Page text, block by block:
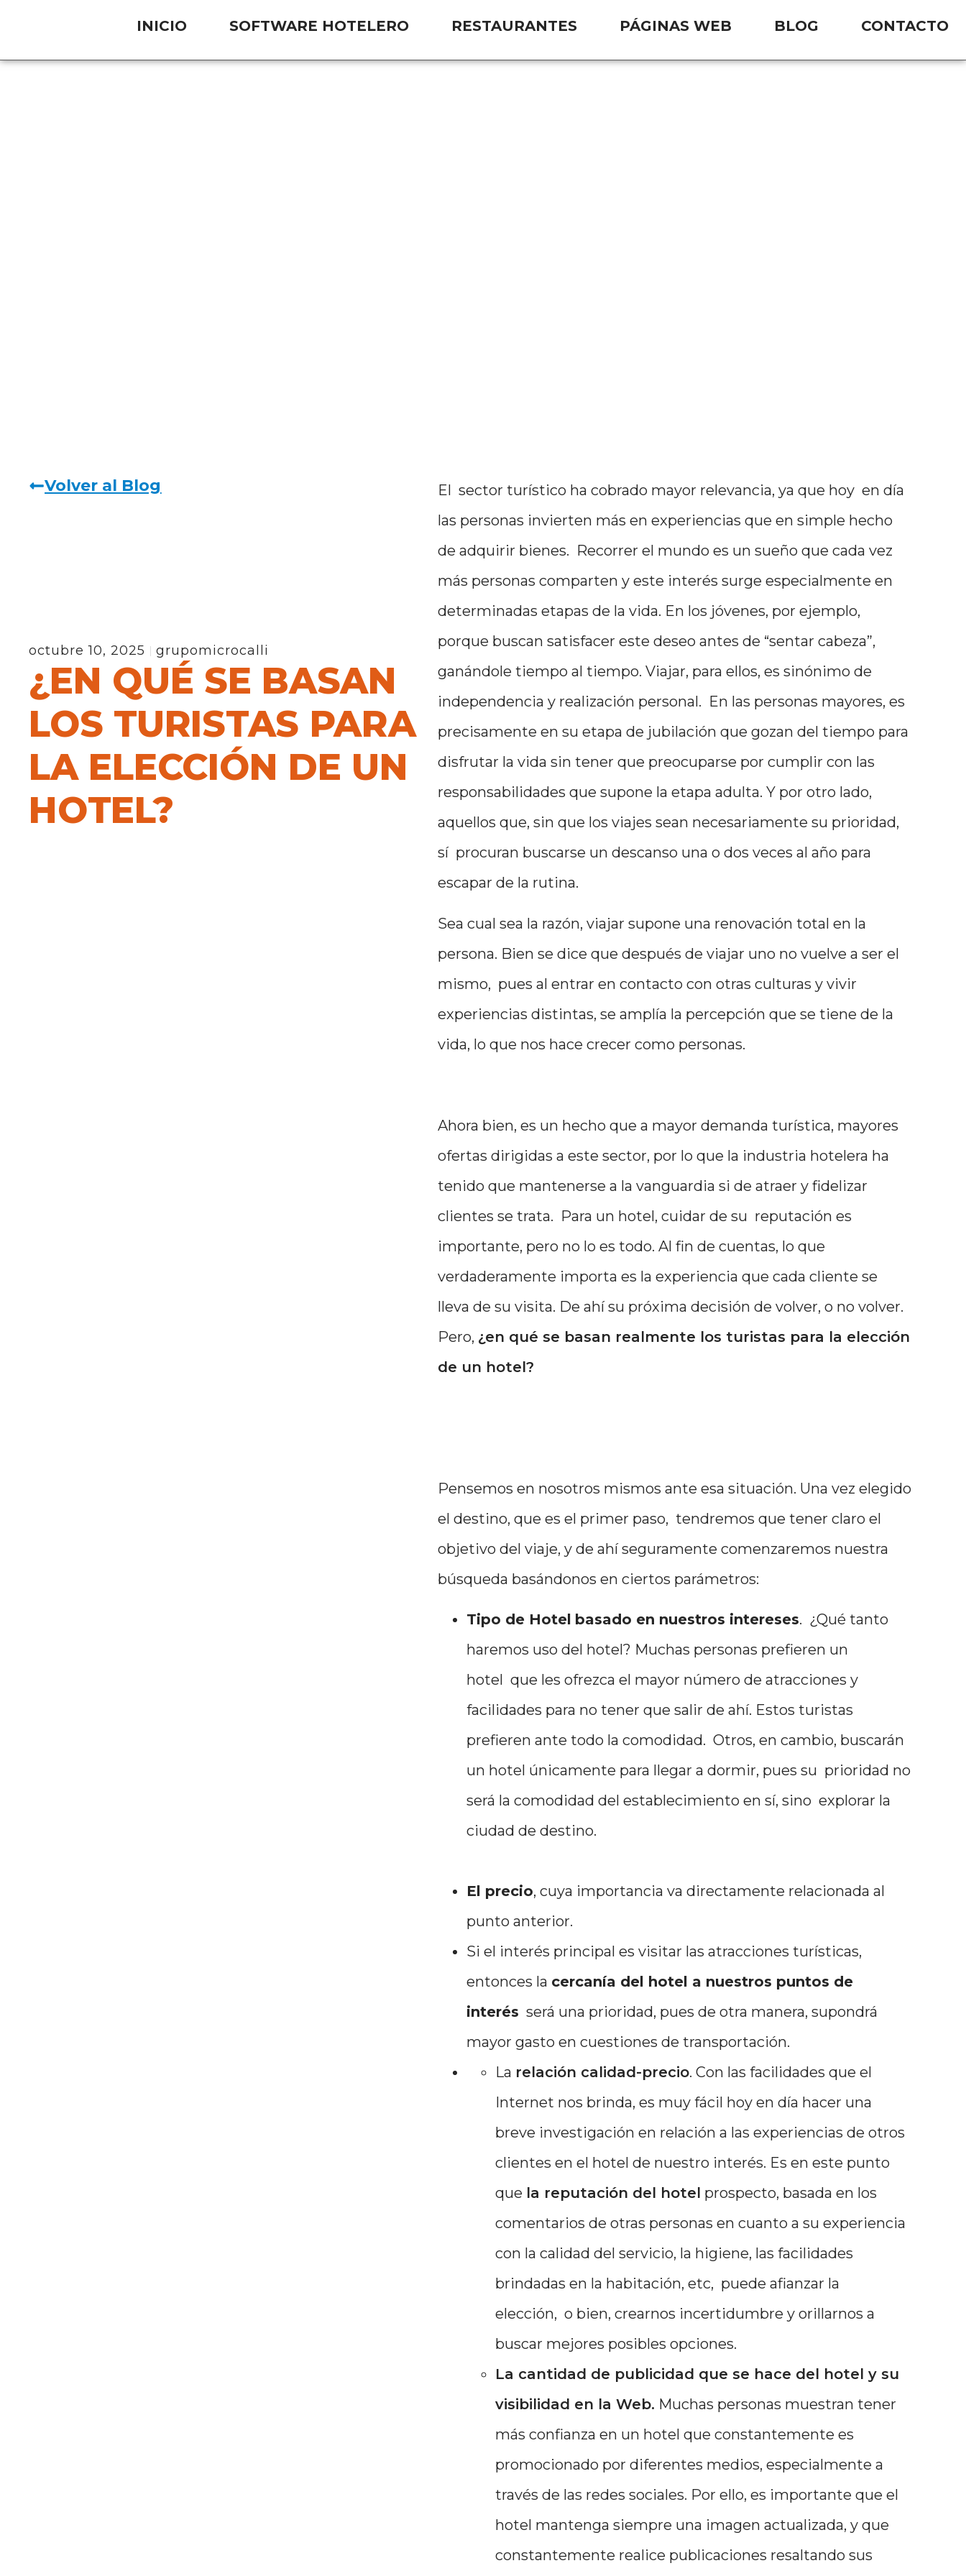
INICIO SOFTWARE HOTELERO RESTAURANTES PÁGINAS WEB BLOG CONTACTO
Volver al Blog
octubre 10, 2025 grupomicrocalli
¿EN QUÉ SE BASAN
LOS TURISTAS PARA
LA ELECCIÓN DE UN
HOTEL?
El sector turístico ha cobrado mayor relevancia, ya que hoy en día
las personas invierten más en experiencias que en simple hecho
de adquirir bienes. Recorrer el mundo es un sueño que cada vez
más personas comparten y este interés surge especialmente en
determinadas etapas de la vida. En los jóvenes, por ejemplo,
porque buscan satisfacer este deseo antes de “sentar cabeza”,
ganándole tiempo al tiempo. Viajar, para ellos, es sinónimo de
independencia y realización personal. En las personas mayores, es
precisamente en su etapa de jubilación que gozan del tiempo para
disfrutar la vida sin tener que preocuparse por cumplir con las
responsabilidades que supone la etapa adulta. Y por otro lado,
aquellos que, sin que los viajes sean necesariamente su prioridad,
sí procuran buscarse un descanso una o dos veces al año para
escapar de la rutina.
Sea cual sea la razón, viajar supone una renovación total en la
persona. Bien se dice que después de viajar uno no vuelve a ser el
mismo, pues al entrar en contacto con otras culturas y vivir
experiencias distintas, se amplía la percepción que se tiene de la
vida, lo que nos hace crecer como personas.
Ahora bien, es un hecho que a mayor demanda turística, mayores
ofertas dirigidas a este sector, por lo que la industria hotelera ha
tenido que mantenerse a la vanguardia si de atraer y fidelizar
clientes se trata. Para un hotel, cuidar de su reputación es
importante, pero no lo es todo. Al fin de cuentas, lo que
verdaderamente importa es la experiencia que cada cliente se
lleva de su visita. De ahí su próxima decisión de volver, o no volver.
Pero, ¿en qué se basan realmente los turistas para la elección
de un hotel?
Pensemos en nosotros mismos ante esa situación. Una vez elegido
el destino, que es el primer paso, tendremos que tener claro el
objetivo del viaje, y de ahí seguramente comenzaremos nuestra
búsqueda basándonos en ciertos parámetros:
Tipo de Hotel basado en nuestros intereses. ¿Qué tanto
haremos uso del hotel? Muchas personas prefieren un
hotel que les ofrezca el mayor número de atracciones y
facilidades para no tener que salir de ahí. Estos turistas
prefieren ante todo la comodidad. Otros, en cambio, buscarán
un hotel únicamente para llegar a dormir, pues su prioridad no
será la comodidad del establecimiento en sí, sino explorar la
ciudad de destino.
El precio, cuya importancia va directamente relacionada al
punto anterior.
Si el interés principal es visitar las atracciones turísticas,
entonces la cercanía del hotel a nuestros puntos de
interés será una prioridad, pues de otra manera, supondrá
mayor gasto en cuestiones de transportación.
La relación calidad-precio. Con las facilidades que el
Internet nos brinda, es muy fácil hoy en día hacer una
breve investigación en relación a las experiencias de otros
clientes en el hotel de nuestro interés. Es en este punto
que la reputación del hotel prospecto, basada en los
comentarios de otras personas en cuanto a su experiencia
con la calidad del servicio, la higiene, las facilidades
brindadas en la habitación, etc, puede afianzar la
elección, o bien, crearnos incertidumbre y orillarnos a
buscar mejores posibles opciones.
La cantidad de publicidad que se hace del hotel y su
visibilidad en la Web. Muchas personas muestran tener
más confianza en un hotel que constantemente es
promocionado por diferentes medios, especialmente a
través de las redes sociales. Por ello, es importante que el
hotel mantenga siempre una imagen actualizada, y que
constantemente realice publicaciones resaltando sus